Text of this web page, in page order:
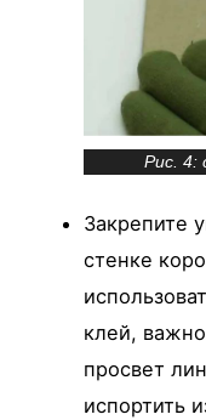
Рис. 4:
Закрепите
стенке
клей,
просвет
испортить